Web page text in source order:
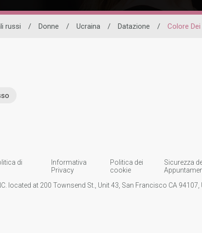
russi / Donne / Ucraina / Datazione / Colore Dei
di
Informativa
Privacy
Politica dei
cookie
Sicurezza
located at 200 Townsend St., Unit 43, San Francisco CA 94107,